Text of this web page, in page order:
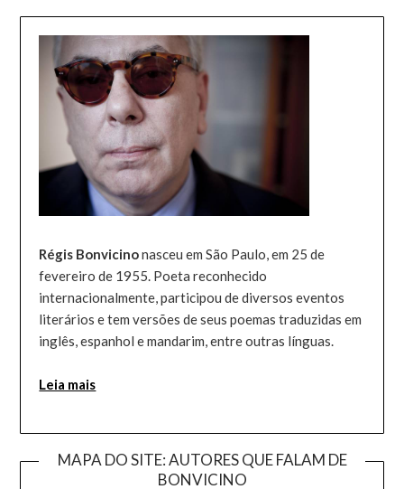
Régis Bonvicinonasceu em São Paulo, em 25 de
fevereiro de 1955. Poeta reconhecido
internacionalmente, participou de diversos eventos
literários e tem versões de seus poemas traduzidas em
inglês, espanhol e mandarim, entre outras línguas.
Leia mais
MAPA DO SITE: AUTORES QUE FALAM DE
BONVICINO